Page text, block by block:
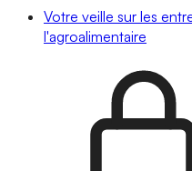
Votre veille sur les
l'agroalimentaire